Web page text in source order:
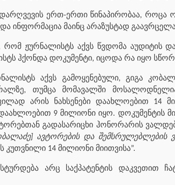
ერთ-ერთი წინაპირობაა, როცა
ინფორმაცია მაინც არაზუსტად
რომ ჟურნალისტს აქვს წვდომა აუდიტის
ჰქონდა დოკუმენტი, იცოდა რა იყო
აქვს გამოყენებული, გიგა
თუმცა მომავალში
არის ნახსენები დაახლოებით
9 მილიონი იყო. დოკუმენტის
გადასარიცხი ჰონორარის
ავტორების და შემსრულებლების
კუთვნილი 14 მილიონი მიითვისა”.
არც საქპატენტის დაკვეთით